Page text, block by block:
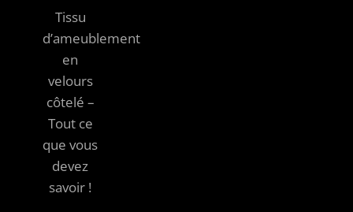
Tissu
d’ameublement
en
velours
côtelé –
Tout ce
que vous
devez
savoir !